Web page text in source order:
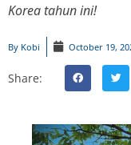
Korea tahun ini!
By Kobi October 19,
Share: